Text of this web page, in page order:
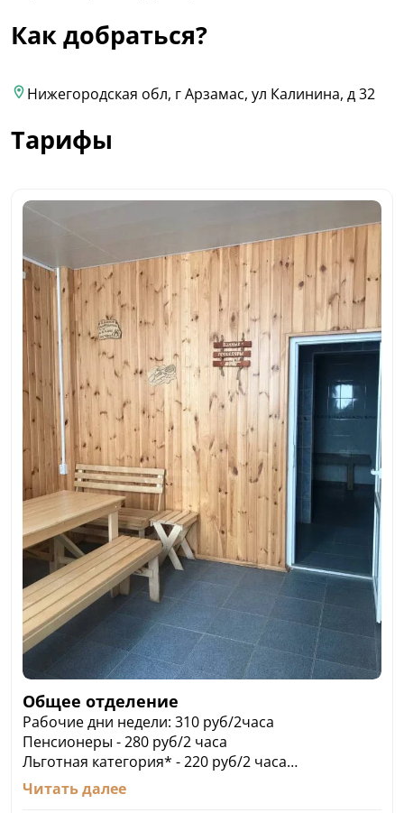
Как добраться?
Нижегородская обл, г Арзамас, ул Калинина, д 32
Тарифы
Общее отделение
Рабочие дни недели: 310 руб/2часа
Пенсионеры - 280 руб/2 часа
Льготная категория* - 220 руб/2 часа
Многодетные семьи; дети с 7 до 14 лет - 220 руб/2
Читать далее